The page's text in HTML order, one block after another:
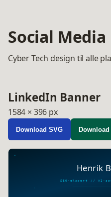
Social
Cyber Tech design til alle
LinkedIn Banner
1584 × 396 px
Download SVG Download
Henrik
SEO-ekspert // AI-